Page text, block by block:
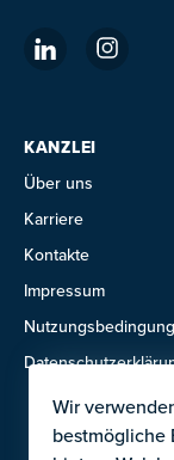
KANZLEI
Über uns
Karriere
Kontakte
Impressum
Wir
bestmögliche